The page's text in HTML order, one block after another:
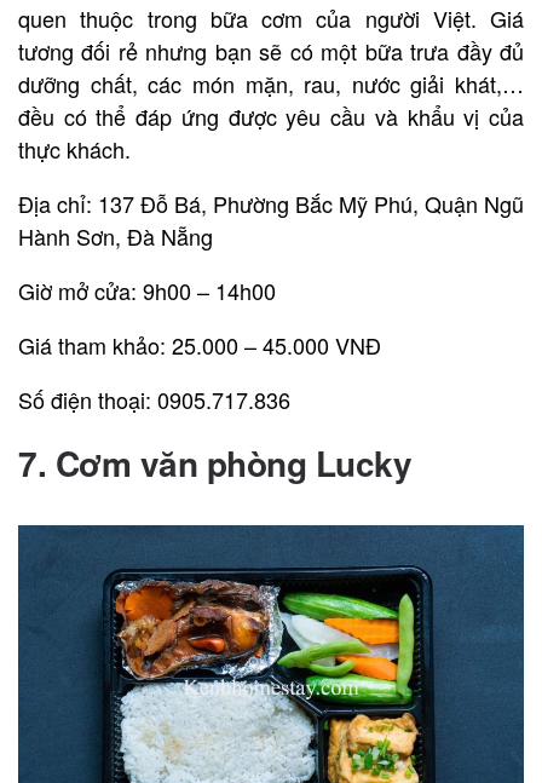
quen thuộc trong bữa cơm của người Việt. Giá
tương đối rẻ nhưng bạn sẽ có một bữa trưa đầy đủ
dưỡng chất, các món mặn, rau, nước giải khát,…
đều có thể đáp ứng được yêu cầu và khẩu vị của
thực khách.
Địa chỉ: 137 Đỗ Bá, Phường Bắc Mỹ Phú, Quận Ngũ
Hành Sơn, Đà Nẵng
Giờ mở cửa: 9h00 – 14h00
Giá tham khảo: 25.000 – 45.000 VNĐ
Số điện thoại: 0905.717.836
7. Cơm văn phòng Lucky